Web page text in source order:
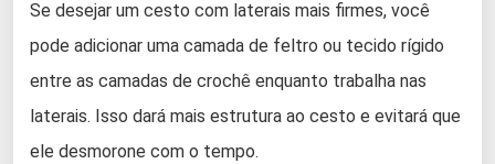
Se desejar um cesto com laterais mais firmes, você
pode adicionar uma camada de feltro ou tecido rígido
entre as camadas de crochê enquanto trabalha nas
laterais. Isso dará mais estrutura ao cesto e evitará que
ele desmorone com o tempo.